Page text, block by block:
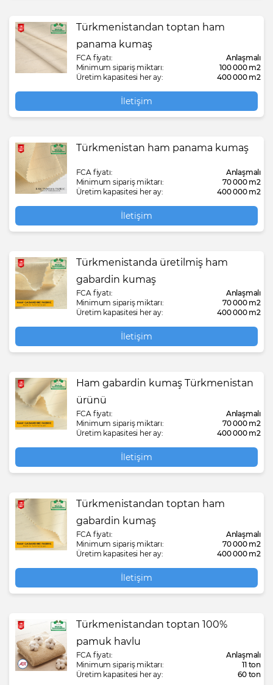
Türkmenistandan toptan ham
panama kumaş
FCA fiyatı:
Anlaşmalı
Minimum sipariş miktarı:
100 000 m2
Üretim kapasitesi her ay:
400 000 m2
İletişim
Türkmenistan ham panama kumaş
FCA fiyatı:
Anlaşmalı
Minimum sipariş miktarı:
70 000 m2
Üretim kapasitesi her ay:
400 000 m2
İletişim
Türkmenistanda üretilmiş ham
gabardin kumaş
FCA fiyatı:
Anlaşmalı
Minimum sipariş miktarı:
70 000 m2
Üretim kapasitesi her ay:
400 000 m2
İletişim
Ham gabardin kumaş Türkmenistan
ürünü
FCA fiyatı:
Anlaşmalı
Minimum sipariş miktarı:
70 000 m2
Üretim kapasitesi her ay:
400 000 m2
İletişim
Türkmenistandan toptan ham
gabardin kumaş
FCA fiyatı:
Anlaşmalı
Minimum sipariş miktarı:
70 000 m2
Üretim kapasitesi her ay:
400 000 m2
İletişim
Türkmenistandan toptan 100%
pamuk havlu
FCA fiyatı:
Anlaşmalı
Minimum sipariş miktarı:
11 ton
Üretim kapasitesi her ay:
60 ton